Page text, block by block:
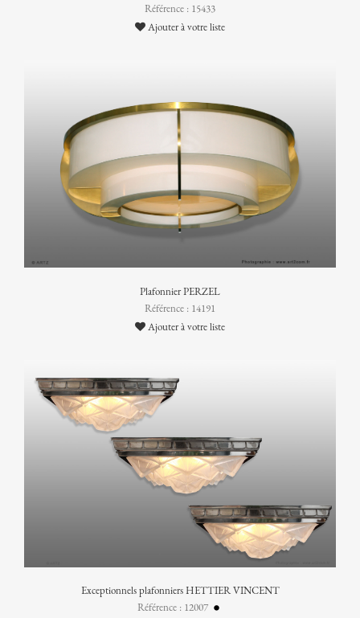
Référence : 15433
Ajouter à votre liste
Plafonnier PERZEL
Référence : 14191
Ajouter à votre liste
Exceptionnels plafonniers HETTIER VINCENT
Référence : 12007